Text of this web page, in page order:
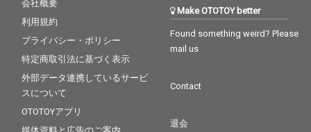
会社概要
利用規約
プライバシー・ポリシー
特定商取引法に基づく表示
外部データ連携しているサービ
スについて
OTOTOYアプリ
Make OTOTOY better
Found something weird? Please
mail us
Contact
退会